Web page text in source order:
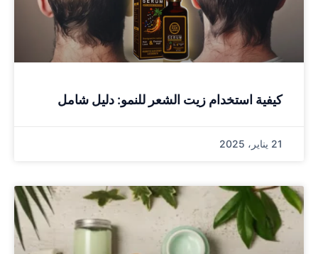
كيفية استخدام زيت الشعر للنمو: دليل شامل
21 يناير، 2025